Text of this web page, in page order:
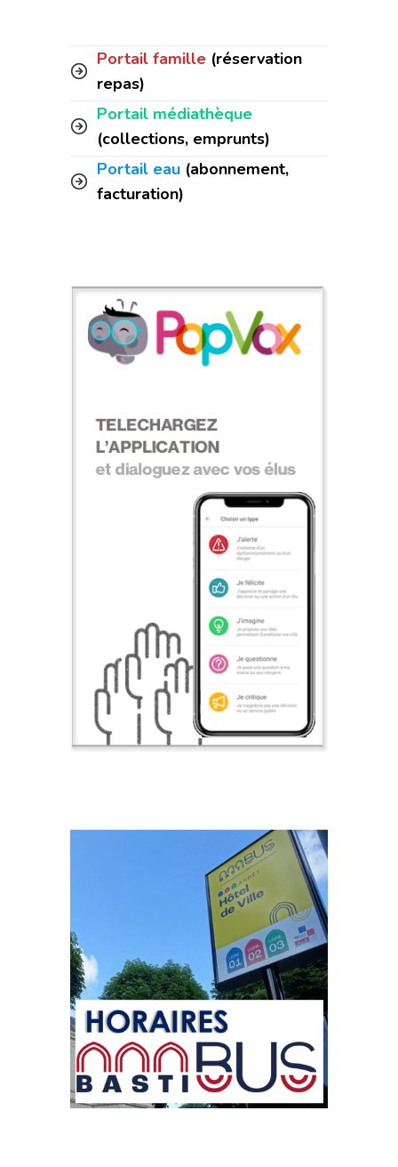
Portail famille (réservation
repas)
Portail médiathèque
(collections, emprunts)
Portail eau (abonnement,
facturation)